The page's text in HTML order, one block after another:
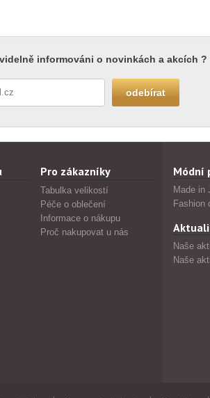
informováni o novinkách a akcích ?
Pro zákazníky
Tabulka velikostí
Péče o oblečení
Informace o nákupu
Proč nakupovat u nás
Módní
Made in
Fashion
Naše
Naše